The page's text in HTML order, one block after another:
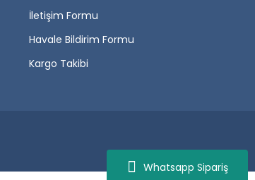
Whatsapp Sipariş
İletişim Formu
Havale Bildirim Formu
Kargo Takibi